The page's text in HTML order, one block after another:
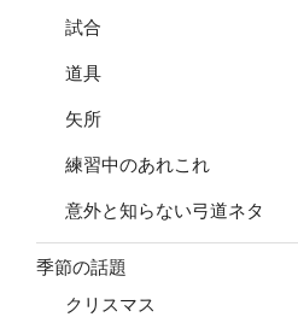
試合
道具
矢所
練習中のあれこれ
意外と知らない弓道ネタ
季節の話題
クリスマス